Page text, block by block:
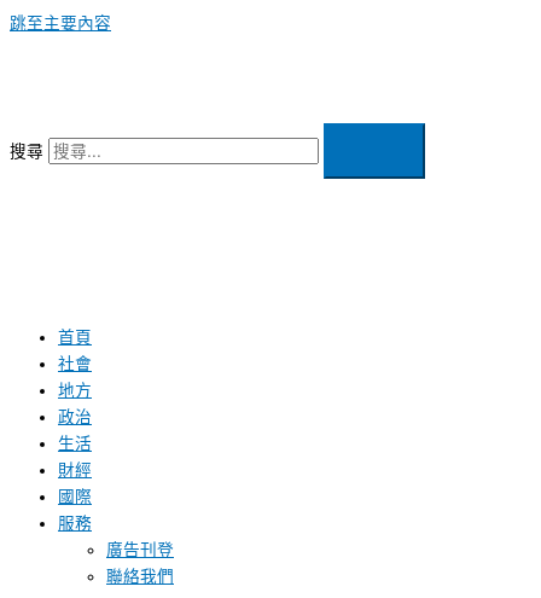
跳至主要內容
搜尋
首頁
社會
地方
政治
生活
財經
國際
服務
廣告刊登
聯絡我們